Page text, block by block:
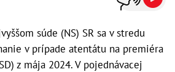
súde (NS) SR sa v stredu
v prípade atentátu na premiéra
z mája 2024. V pojednávacej